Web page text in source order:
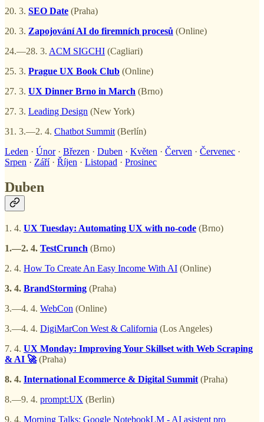
20. 3. SEO Date (Praha)
20. 3. Zapojování AI do firemních procesů (Online)
24.—28. 3. ACM SIGCHI (Cagliari)
25. 3. Prague UX Book Club (Online)
27. 3. UX Dinner Brno in March (Brno)
27. 3. Leading Design (New York)
31. 3.—2. 4. Chatbot Summit (Berlín)
Leden · Únor· Březen · Duben · Květen · Červen · Červenec ·
Srpen · Září· Říjen · Listopad · Prosinec
Duben
1. 4. UX Tuesday: Automating UX with no-code (Brno)
1.—2. 4. TestCrunch (Brno)
2. 4. How To Create An Easy Income With AI (Online)
3. 4. BrandStorming (Praha)
3.—4. 4. WebCon (Online)
3.—4. 4. DigiMarCon West & California (Los Angeles)
7. 4. UX Monday: Improving Your Skillset with Web Scraping
& AI 🚀(Praha)
8. 4. International Ecommerce & Digital Summit (Praha)
8.—9. 4. prompt:UX (Berlin)
9. 4. Morning Talks: Google NotebookLM - AI asistent pro